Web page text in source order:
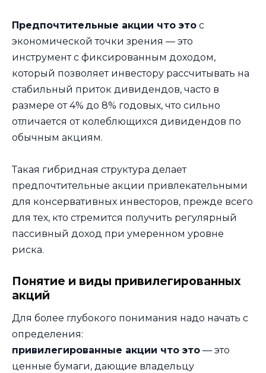
Предпочтительные акции что это с
экономической точки зрения — это
инструмент с фиксированным доходом,
который позволяет инвестору рассчитывать на
стабильный приток дивидендов, часто в
размере от 4% до 8% годовых, что сильно
отличается от колеблющихся дивидендов по
обычным акциям.
Такая гибридная структура делает
предпочтительные акции привлекательными
для консервативных инвесторов, прежде всего
для тех, кто стремится получить регулярный
пассивный доход при умеренном уровне
риска.
Понятие и виды привилегированных
акций
Для более глубокого понимания надо начать с
определения:
привилегированные акции что это — это
ценные бумаги, дающие владельцу